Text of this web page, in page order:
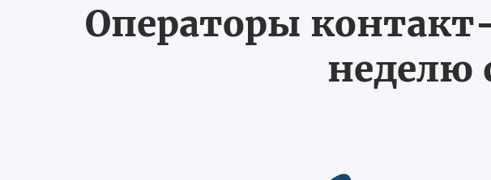
Операторы
неделю